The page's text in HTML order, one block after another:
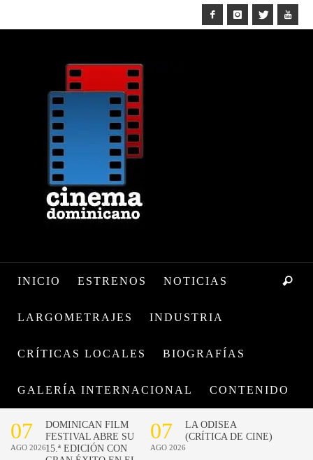
INICIO ESTRENOS NOTICIAS
LARGOMETRAJES INDUSTRIA
CRÍTICAS LOCALES BIOGRAFÍAS
GALERÍA INTERNACIONAL CONTENIDO